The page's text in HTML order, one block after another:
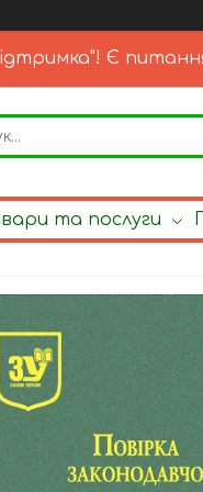
Є
та послуги